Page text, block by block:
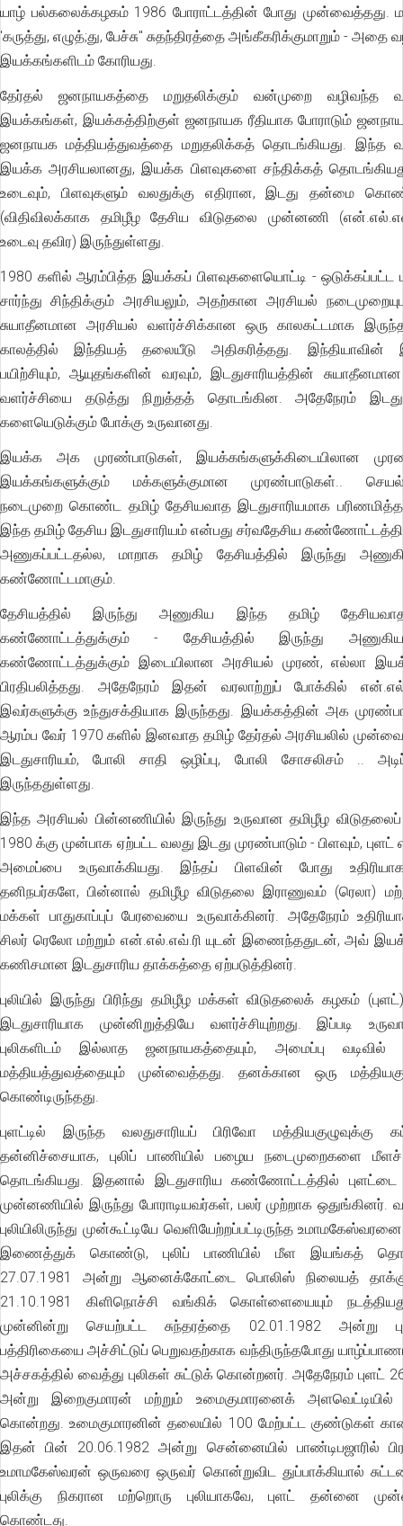
யாழ் பல்கலைக்கழகம் 1986 போராட்டத்தின் போது முன்வைத்தது.
'கருத்து, எழுத்;து, பேச்சு" சுதந்திரத்தை அங்கீகரிக்குமாறும் - அதை
இயக்கங்களிடம் கோரியது.
தேர்தல் ஜனநாயகத்தை மறுதலிக்கும் வன்முறை வழிவந்த
இயக்கங்கள், இயக்கத்திற்குள் ஜனநாயக ரீதியாக போராடும்
ஜனநாயக மத்தியத்துவத்தை மறுதலிக்கத் தொடங்கியது. இந்த
இயக்க அரசியலானது, இயக்க பிளவுகளை சந்திக்கத்
உடைவும், பிளவுகளும் வலதுக்கு எதிரான, இடது தன்மை
(விதிவிலக்காக தமிழீழ தேசிய விடுதலை முன்னணி
உடைவு தவிர) இருந்துள்ளது.
1980 களில் ஆரம்பித்த இயக்கப் பிளவுகளையொட்டி -
சார்ந்து சிந்திக்கும் அரசியலும், அதற்கான அரசியல்
சுயாதீனமான அரசியல் வளர்ச்சிக்கான ஒரு காலகட்டமாக
காலத்தில் இந்தியத் தலையீடு அதிகரித்தது. இந்தியாவின்
பயிற்சியும், ஆயுதங்களின் வரவும், இடதுசாரியத்தின்
வளர்ச்சியை தடுத்து நிறுத்தத் தொடங்கின. அதேநேரம்
களையெடுக்கும் போக்கு உருவானது.
இயக்க அக முரண்பாடுகள், இயக்கங்களுக்கிடையிலான
இயக்கங்களுக்கும் மக்களுக்குமான முரண்பாடுகள்..
நடைமுறை கொண்ட தமிழ் தேசியவாத இடதுசாரியமாக
இந்த தமிழ் தேசிய இடதுசாரியம் என்பது சர்வதேசிய
அணுகப்பட்டதல்ல, மாறாக தமிழ் தேசியத்தில் இருந்து
கண்ணோட்டமாகும்.
தேசியத்தில் இருந்து அணுகிய இந்த தமிழ்
கண்ணோட்டத்துக்கும் - தேசியத்தில் இருந்து
கண்ணோட்டத்துக்கும் இடையிலான அரசியல் முரண், எல்லா
பிரதிபலித்தது. அதேநேரம் இதன் வரலாற்றுப் போக்கில்
இவர்களுக்கு உந்துசக்தியாக இருந்தது. இயக்கத்தின் அக
ஆரம்ப வேர் 1970 களில் இனவாத தமிழ் தேர்தல் அரசியலில்
இடதுசாரியம், போலி சாதி ஒழிப்பு, போலி சோசலிசம் ..
இருந்ததுள்ளது.
இந்த அரசியல் பின்னணியில் இருந்து உருவான தமிழீழ விடுதலைப்
1980 க்கு முன்பாக ஏற்பட்ட வலது இடது முரண்பாடும் - பிளவும், புளட்
அமைப்பை உருவாக்கியது. இந்தப் பிளவின் போது
தனிநபர்களே, பின்னால் தமிழீழ விடுதலை இராணுவம் (ரெலா)
மக்கள் பாதுகாப்புப் பேரவையை உருவாக்கினர். அதேநேரம்
சிலர் ரெலோ மற்றும் என்.எல்.எவ்.ரி யுடன் இணைந்ததுடன், அவ்
கணிசமான இடதுசாரிய தாக்கத்தை ஏற்படுத்தினர்.
புலியில் இருந்து பிரிந்து தமிழீழ மக்கள் விடுதலைக் கழகம்
இடதுசாரியாக முன்னிறுத்தியே வளர்ச்சியுற்றது. இப்படி
புலிகளிடம் இல்லாத ஜனநாயகத்தையும், அமைப்பு வடிவில்
மத்தியத்துவத்தையும் முன்வைத்தது. தனக்கான ஒரு
கொண்டிருந்தது.
புளட்டில் இருந்த வலதுசாரியப் பிரிவோ மத்தியகுழுவுக்கு
தன்னிச்சையாக, புலிப் பாணியில் பழைய நடைமுறைகளை
தொடங்கியது. இதனால் இடதுசாரிய கண்ணோட்டத்தில் புளட்டை
முன்னணியில் இருந்து போராடியவர்கள், பலர் முற்றாக ஒதுங்கினர்.
புலியிலிருந்து முன்கூட்டியே வெளியேற்றப்பட்டிருந்த
இணைத்துக் கொண்டு, புலிப் பாணியில் மீள இயங்கத்
27.07.1981 அன்று ஆனைக்கோட்டை பொலிஸ் நிலையத்
21.10.1981 கிளிநொச்சி வங்கிக் கொள்ளையையும்
முன்னின்று செயற்பட்ட சுந்தரத்தை 02.01.1982 அன்று
பத்திரிகையை அச்சிட்டுப் பெறுவதற்காக வந்திருந்தபோது
அச்சகத்தில் வைத்து புலிகள் சுட்டுக் கொன்றனர். அதேநேரம் புளட்
அன்று இறைகுமாரன் மற்றும் உமைகுமாரனைக் அளவெட்டியில்
கொன்றது. உமைகுமாரனின் தலையில் 100 மேற்பட்ட குண்டுகள்
இதன் பின் 20.06.1982 அன்று சென்னையில் பாண்டிபஜாரில்
உமாமகேஸ்வரன் ஒருவரை ஒருவர் கொன்றுவிட துப்பாக்கியால்
புலிக்கு நிகரான மற்றொரு புலியாகவே, புளட் தன்னை
கொண்டது.